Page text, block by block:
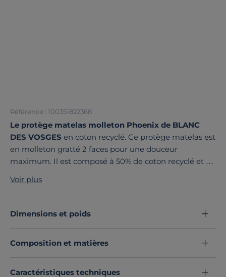
Référence : 100351822368
Le protège matelas molleton Phoenix de BLANC
DES VOSGES en coton recyclé. Ce protège matelas est
en molleton gratté 2 faces pour une douceur
maximum. Il est composé à 50% de coton recyclé et à
Oeko-tex Standard 100.
Découvrez toute notre sélection :Protèges matelas
Voir plus
Dimensions et poids
Composition et matières
Caractéristiques techniques